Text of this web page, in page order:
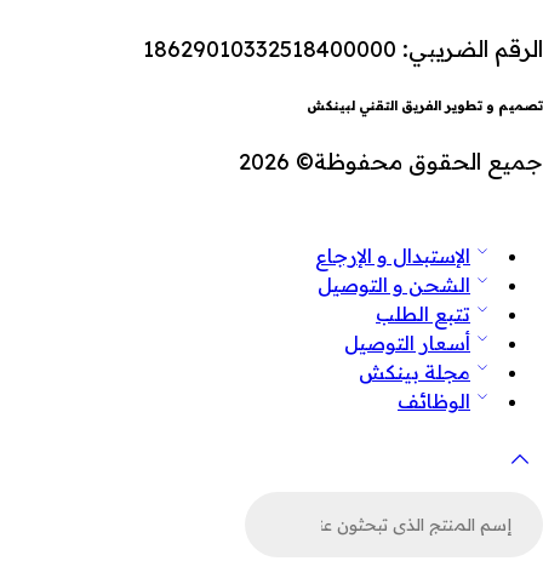
الرقم الضريبي: 18629010332518400000
تصميم و تطوير الفريق التقني لبينكش
جميع الحقوق محفوظة© 2026
الإستبدال و الإرجاع
الشحن و التوصيل
تتبع الطلب
أسعار التوصيل
مجلة بينكش
الوظائف